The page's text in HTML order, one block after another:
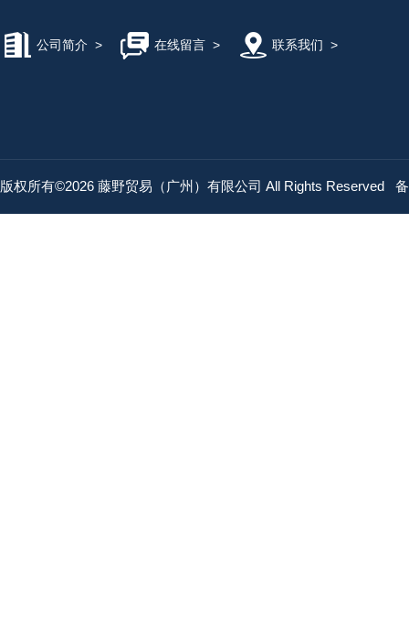
公司简介 > 在线留言> 联系我们 >
版权所有©2026 藤野贸易（广州）有限公司 All Rights Reserved